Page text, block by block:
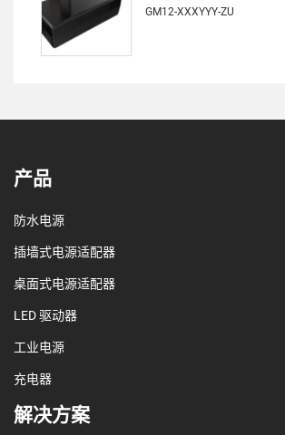
GM12-XXXYYY-ZU
产品
防水电源
插墙式电源适配器
桌面式电源适配器
LED 驱动器
工业电源
充电器
解决方案